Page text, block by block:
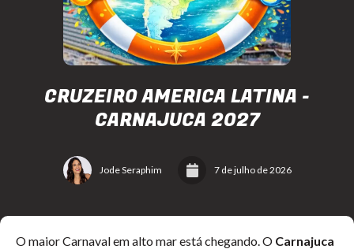
CRUZEIRO AMERICA LATINA -
CARNAJUCA 2027
Jode Seraphim 7 de julho de 2026
O maior Carnaval em alto mar está chegando. O Carnajuca